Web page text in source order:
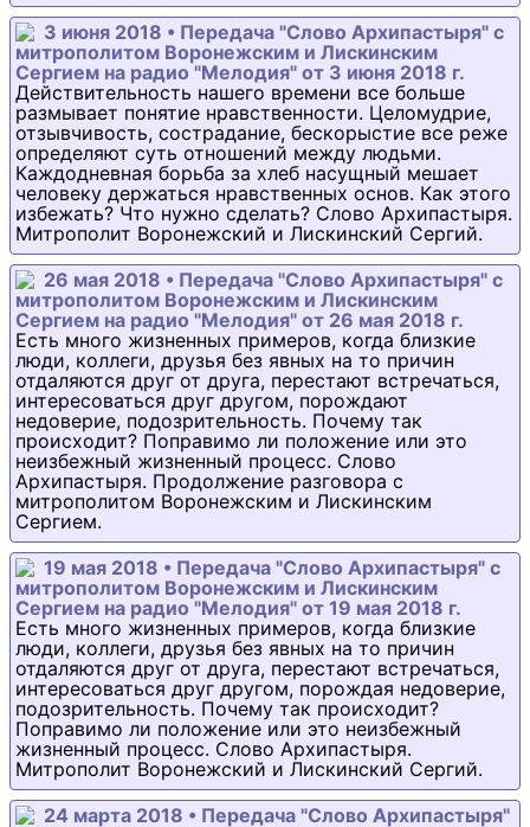
3 июня 2018 • Передача "Слово Архипастыря" с
митрополитом Воронежским и Лискинским
Сергием на радио "Мелодия" от 3 июня 2018 г.
Действительность нашего времени все больше
размывает понятие нравственности. Целомудрие,
отзывчивость, сострадание, бескорыстие все реже
определяют суть отношений между людьми.
Каждодневная борьба за хлеб насущный мешает
человеку держаться нравственных основ. Как этого
избежать? Что нужно сделать? Слово Архипастыря.
Митрополит Воронежский и Лискинский Сергий.
26 мая 2018 • Передача "Слово Архипастыря" с
митрополитом Воронежским и Лискинским
Сергием на радио "Мелодия" от 26 мая 2018 г.
Есть много жизненных примеров, когда близкие
люди, коллеги, друзья без явных на то причин
отдаляются друг от друга, перестают встречаться,
интересоваться друг другом, порождают
недоверие, подозрительность. Почему так
происходит? Поправимо ли положение или это
неизбежный жизненный процесс. Слово
Архипастыря. Продолжение разговора с
митрополитом Воронежским и Лискинским
Сергием.
19 мая 2018 • Передача "Слово Архипастыря" с
митрополитом Воронежским и Лискинским
Сергием на радио "Мелодия" от 19 мая 2018 г.
Есть много жизненных примеров, когда близкие
люди, коллеги, друзья без явных на то причин
отдаляются друг от друга, перестают встречаться,
интересоваться друг другом, порождая недоверие,
подозрительность. Почему так происходит?
Поправимо ли положение или это неизбежный
жизненный процесс. Слово Архипастыря.
Митрополит Воронежский и Лискинский Сергий.
24 марта 2018 • Передача "Слово Архипастыря"